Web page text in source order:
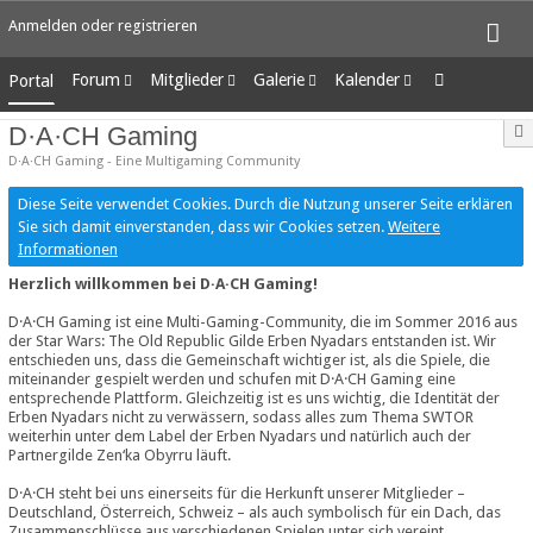
Anmelden oder registrieren
Portal Forum
Unerledigte Themen
Mitglieder
Letzte Aktivitäten
Benutzer online
Team-Mitglieder
Galerie
Alben
Neue Bilder
Kalender
Wochenansicht
D·A·CH Gaming
D·A·CH Gaming - Eine Multigaming Community
Diese Seite verwendet Cookies. Durch die Nutzung unserer Seite erklären
Sie sich damit einverstanden, dass wir Cookies setzen. Weitere
Informationen
Herzlich willkommen bei D·A·CH Gaming!
D·A·CH Gaming ist eine Multi-Gaming-Community, die im Sommer 2016 aus
der Star Wars: The Old Republic Gilde Erben Nyadars entstanden ist. Wir
entschieden uns, dass die Gemeinschaft wichtiger ist, als die Spiele, die
miteinander gespielt werden und schufen mit D·A·CH Gaming eine
entsprechende Plattform. Gleichzeitig ist es uns wichtig, die Identität der
Erben Nyadars nicht zu verwässern, sodass alles zum Thema SWTOR
weiterhin unter dem Label der Erben Nyadars und natürlich auch der
Partnergilde Zen‘ka Obyrru läuft.
D·A·CH steht bei uns einerseits für die Herkunft unserer Mitglieder –
Deutschland, Österreich, Schweiz – als auch symbolisch für ein Dach, das